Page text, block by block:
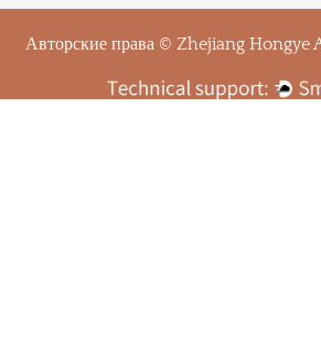
Авторские права © Zhejiang Hongye